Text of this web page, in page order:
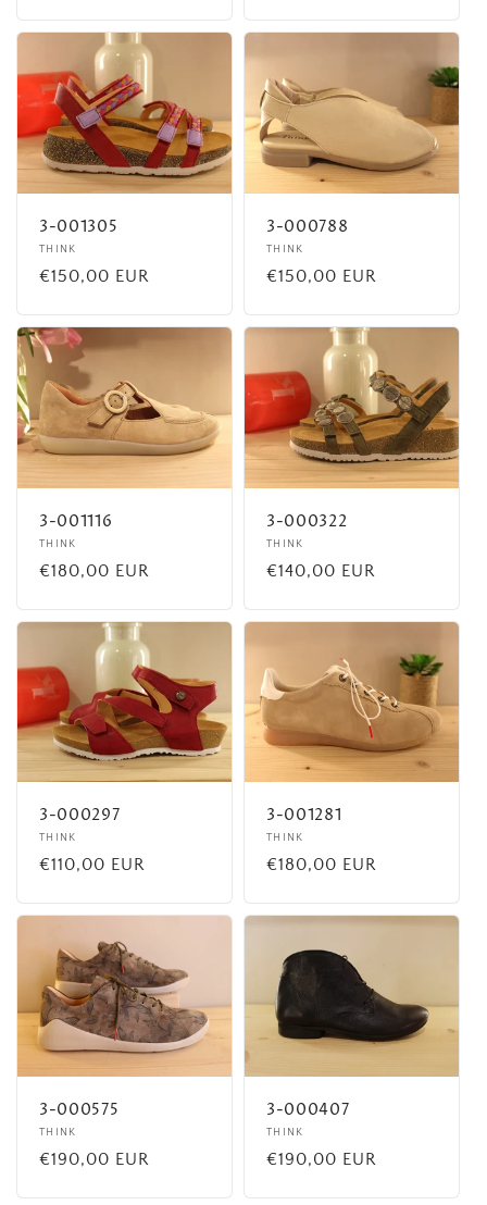
3-001305
Fournisseur :
THINK
Prix
€150,00 EUR
3-000788
Fournisseur :
THINK
Prix
€150,00 EUR
3-001116
Fournisseur :
THINK
Prix
€180,00 EUR
3-000322
Fournisseur :
THINK
Prix
€140,00 EUR
3-000297
Fournisseur :
THINK
Prix
€110,00 EUR
3-001281
Fournisseur :
THINK
Prix
€180,00 EUR
3-000575
Fournisseur :
THINK
Prix
€190,00 EUR
3-000407
Fournisseur :
THINK
Prix
€190,00 EUR